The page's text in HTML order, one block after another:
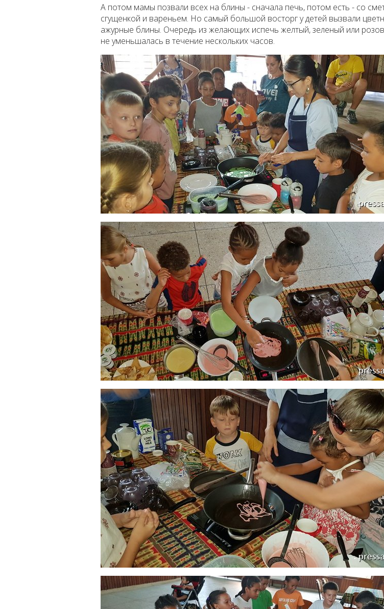
А потом мамы позвали всех на блины - сначала печь, потом есть - со
сгущенкой и вареньем. Но самый большой восторг у детей вызвали
ажурные блины. Очередь из желающих испечь желтый, зеленый или
не уменьшалась в течение нескольких часов.